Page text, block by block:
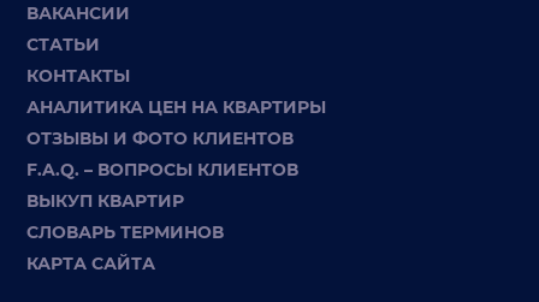
ВАКАНСИИ
СТАТЬИ
КОНТАКТЫ
АНАЛИТИКА ЦЕН НА КВАРТИРЫ
ОТЗЫВЫ И ФОТО КЛИЕНТОВ
F.A.Q. – ВОПРОСЫ КЛИЕНТОВ
ВЫКУП КВАРТИР
СЛОВАРЬ ТЕРМИНОВ
КАРТА САЙТА